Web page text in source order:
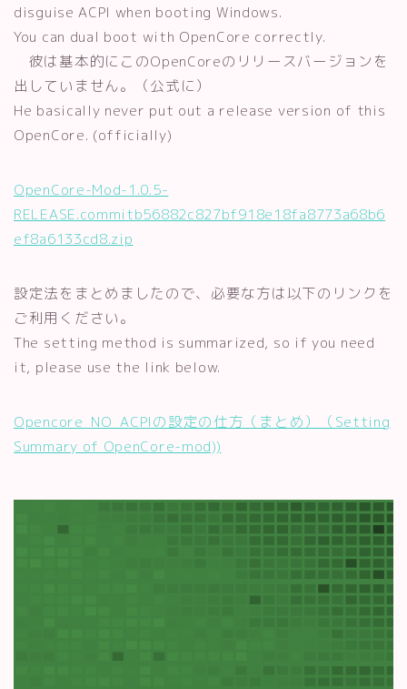
disguise ACPI when booting Windows.
You can dual boot with OpenCore correctly.
彼は基本的にこのOpenCoreのリリースバージョンを
出していません。（公式に）
He basically never put out a release version of this
OpenCore. (officially)
OpenCore-Mod-1.0.5-
RELEASE.commitb56882c827bf918e18fa8773a68b6
ef8a6133cd8.zip
設定法をまとめましたので、必要な方は以下のリンクを
ご利用ください。
The setting method is summarized, so if you need
it, please use the link below.
Opencore_NO_ACPIの設定の仕方（まとめ）（Setting
Summary of OpenCore-mod))